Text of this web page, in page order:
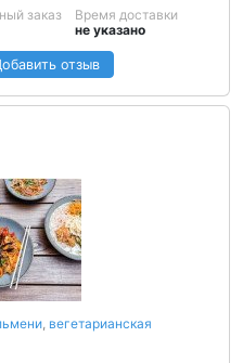
заказ
Время доставки
не указано
отзыв
, вегетарианская